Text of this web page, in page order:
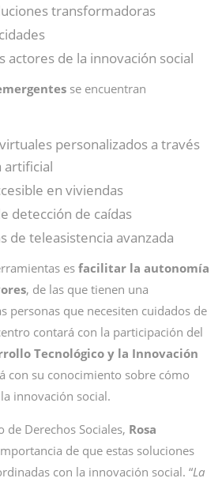
transformadoras
actores de la innovación social
se encuentran
personalizados a través
artificial
en viviendas
detección de caídas
de teleasistencia avanzada
es facilitar la autonomía
, de las que tienen una
personas que necesiten cuidados de
contará con la participación del
Tecnológico y la Innovación
con su conocimiento sobre cómo
innovación social.
de Derechos Sociales, Rosa
de que estas soluciones
con la innovación social. “La